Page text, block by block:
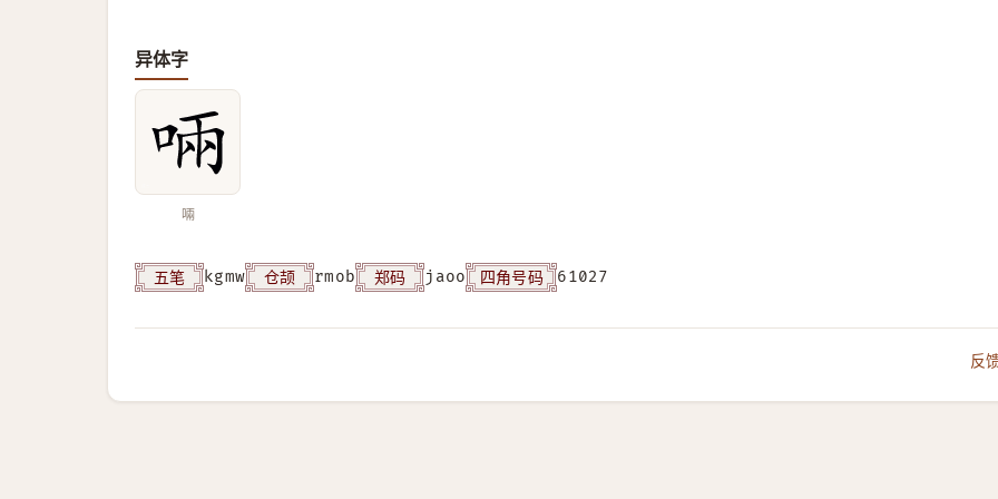
异体字
啢
五笔 kgmw 仓颉 rmob 郑码 jaoo 四角号码 61027
反